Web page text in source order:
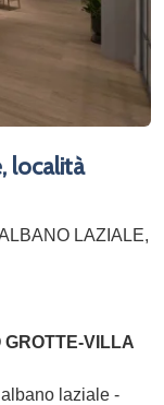
località
LAZIALE,
VILLA
laziale -